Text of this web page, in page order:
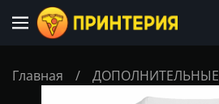
Главная / ДОПОЛНИТЕЛЬНЫЕ